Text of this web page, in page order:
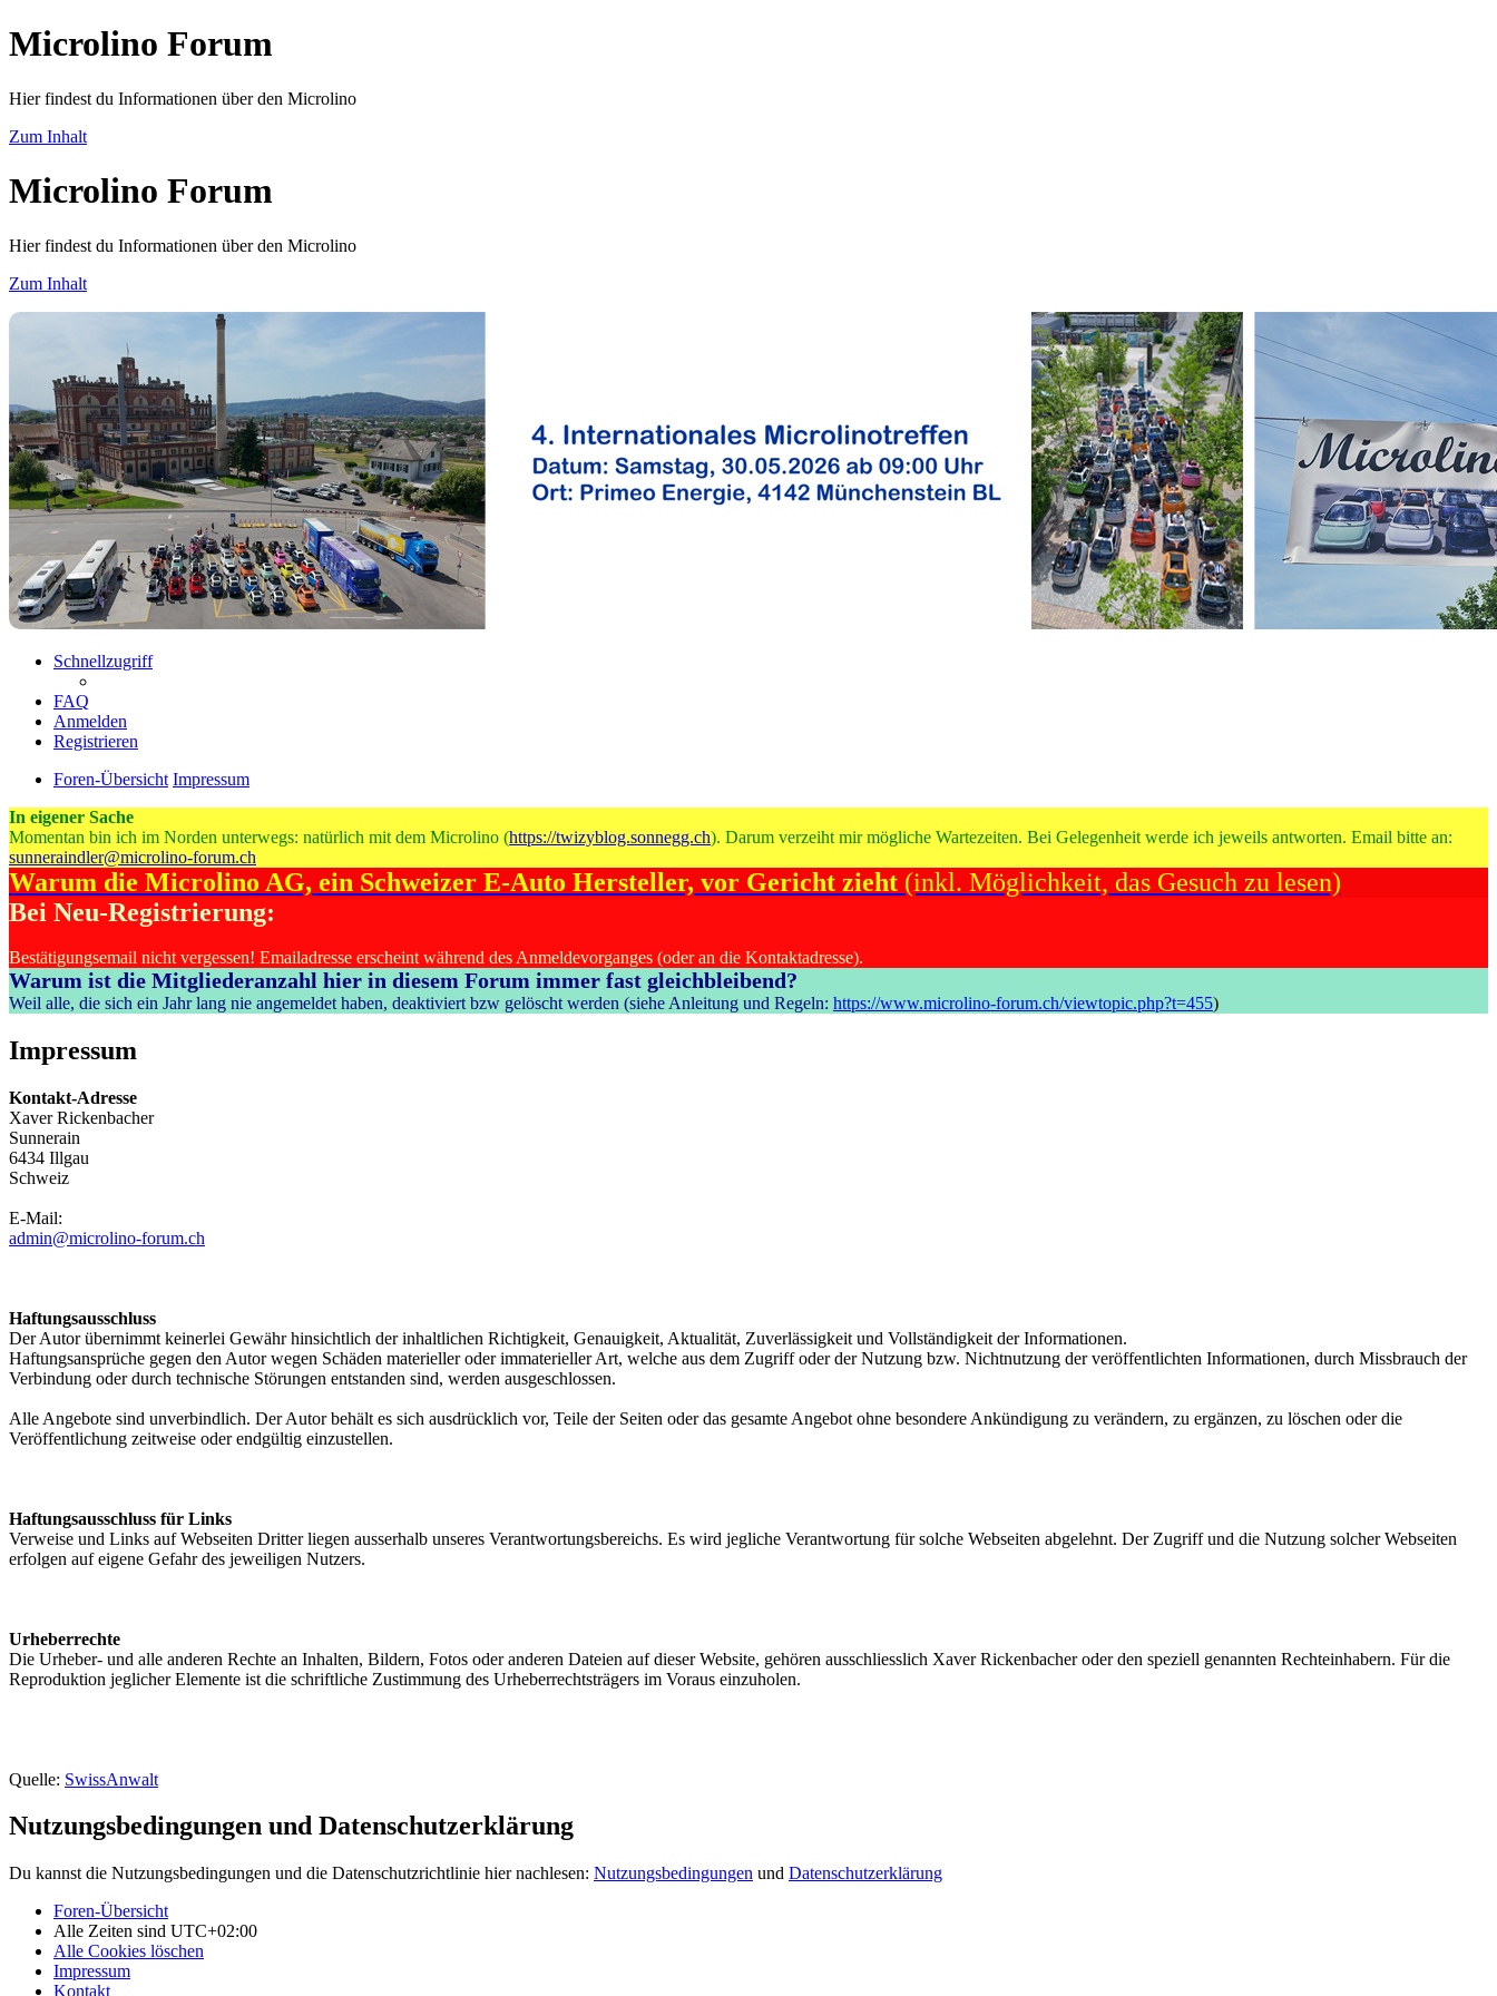
Microlino Forum
Hier findest du Informationen über den Microlino
Zum Inhalt
Microlino Forum
Hier findest du Informationen über den Microlino
Zum Inhalt
Schnellzugriff
FAQ
Anmelden
Registrieren
Foren-Übersicht Impressum
In eigener Sache
Momentan bin ich im Norden unterwegs: natürlich mit dem Microlino (https://twizyblog.sonnegg.ch). Darum verzeiht mir mögliche Wartezeiten. Bei Gelegenheit werde ich jeweils antworten. Email bitte an:
sunneraindler@microlino-forum.ch
Warum die Microlino AG, ein Schweizer E-Auto Hersteller, vor Gericht zieht (inkl. Möglichkeit, das Gesuch zu lesen)
Bei Neu-Registrierung:
Bestätigungsemail nicht vergessen! Emailadresse erscheint während des Anmeldevorganges (oder an die Kontaktadresse).
Warum ist die Mitgliederanzahl hier in diesem Forum immer fast gleichbleibend?
Weil alle, die sich ein Jahr lang nie angemeldet haben, deaktiviert bzw gelöscht werden (siehe Anleitung und Regeln: https://www.microlino-forum.ch/viewtopic.php?t=455)
Impressum
Kontakt-Adresse
Xaver Rickenbacher
Sunnerain
6434 Illgau
Schweiz
E-Mail:
admin@microlino-forum.ch
Haftungsausschluss
Der Autor übernimmt keinerlei Gewähr hinsichtlich der inhaltlichen Richtigkeit, Genauigkeit, Aktualität, Zuverlässigkeit und Vollständigkeit der Informationen.
Haftungsansprüche gegen den Autor wegen Schäden materieller oder immaterieller Art, welche aus dem Zugriff oder der Nutzung bzw. Nichtnutzung der veröffentlichten Informationen, durch Missbrauch der
Verbindung oder durch technische Störungen entstanden sind, werden ausgeschlossen.
Alle Angebote sind unverbindlich. Der Autor behält es sich ausdrücklich vor, Teile der Seiten oder das gesamte Angebot ohne besondere Ankündigung zu verändern, zu ergänzen, zu löschen oder die
Veröffentlichung zeitweise oder endgültig einzustellen.
Haftungsausschluss für Links
Verweise und Links auf Webseiten Dritter liegen ausserhalb unseres Verantwortungsbereichs. Es wird jegliche Verantwortung für solche Webseiten abgelehnt. Der Zugriff und die Nutzung solcher Webseiten
erfolgen auf eigene Gefahr des jeweiligen Nutzers.
Urheberrechte
Die Urheber- und alle anderen Rechte an Inhalten, Bildern, Fotos oder anderen Dateien auf dieser Website, gehören ausschliesslich Xaver Rickenbacher oder den speziell genannten Rechteinhabern. Für die
Reproduktion jeglicher Elemente ist die schriftliche Zustimmung des Urheberrechtsträgers im Voraus einzuholen.
Quelle: SwissAnwalt
Nutzungsbedingungen und Datenschutzerklärung
Du kannst die Nutzungsbedingungen und die Datenschutzrichtlinie hier nachlesen: Nutzungsbedingungen und Datenschutzerklärung
Foren-Übersicht
Alle Zeiten sind UTC+02:00
Alle Cookies löschen
Impressum
Kontakt